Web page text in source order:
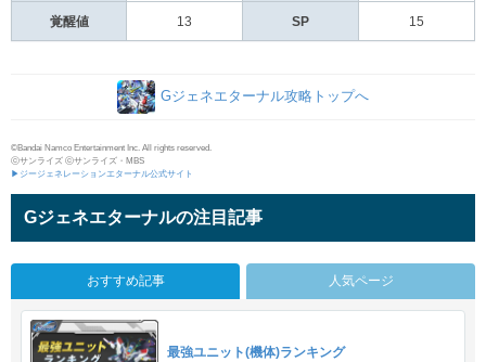
覚醒値 13 SP 15
Gジェネエターナル攻略トップへ
©Bandai Namco Entertainment Inc. All rights reserved.
ⓒサンライズ ⓒサンライズ・MBS
▶ジージェネレーションエターナル公式サイト
Gジェネエターナルの注目記事
おすすめ記事 人気ページ
最強ユニット(機体)ランキング